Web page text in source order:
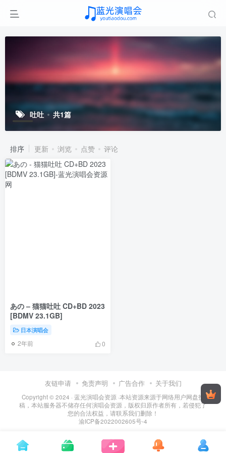
吐吐 共1篇
排序 更新 浏览 点赞 评论
あの – 猫猫吐吐 CD+BD 2023
[BDMV 23.1GB]
日本演唱会
2年前 0
友链申请 免责声明 广告合作 关于我们
Copyright © 2024 · 蓝光演唱会资源 ·本站资源来源于网络用户网盘投
稿，本站服务器不储存任何演唱会资源，版权归原作者所有，若侵犯了
您的合法权益，请联系我们删除！
渝ICP备2022002605号-4